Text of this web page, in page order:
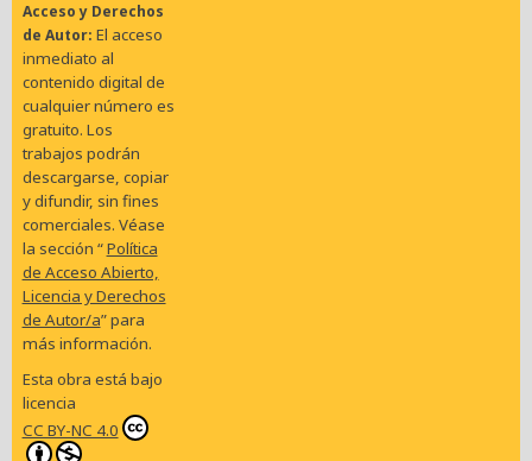
Acceso y Derechos
de Autor El acceso
inmediato al
contenido digital de
cualquier número es
gratuito. Los
trabajos podrán
descargarse, copiar
y difundir, sin fines
comerciales. Véase
la sección “Política
de Acceso Abierto,
Licencia y Derechos
de Autor/a” para
más información.
Esta obra está bajo
licencia
CC BY-NC 4.0